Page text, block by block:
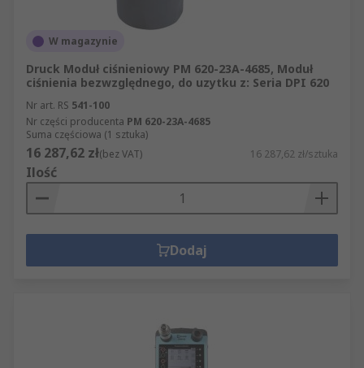
W magazynie
Druck Moduł ciśnieniowy PM 620-23A-4685, Moduł
ciśnienia bezwzględnego, do uzytku z: Seria DPI 620
Nr art. RS 541-100
Nr części producenta PM 620-23A-4685
Suma częściowa (1 sztuka)
16 287,62 zł(bez VAT) 16 287,62 zł/sztuka
Ilość
Dodaj